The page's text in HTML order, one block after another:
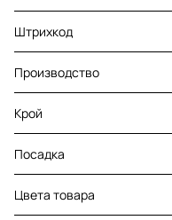
Штрихкод
Производство
Крой
Посадка
Цвета товара